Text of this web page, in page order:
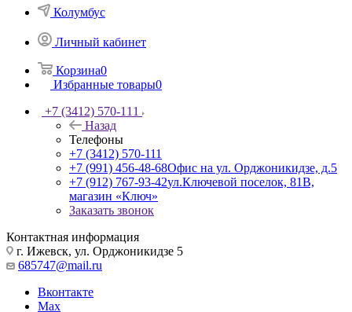
Колумбус
Личный кабинет
Корзина0
Избранные товары0
+7 (3412) 570-111
Назад
Телефоны
+7 (3412) 570-111
+7 (991) 456-48-68Офис на ул. Орджоникидзе, д.5
+7 (912) 767-93-42ул.Ключевой поселок, 81В,
магазин «Ключ»
Заказать звонок
Контактная информация
г. Ижевск, ул. Орджоникидзе 5
685747@mail.ru
Вконтакте
Max